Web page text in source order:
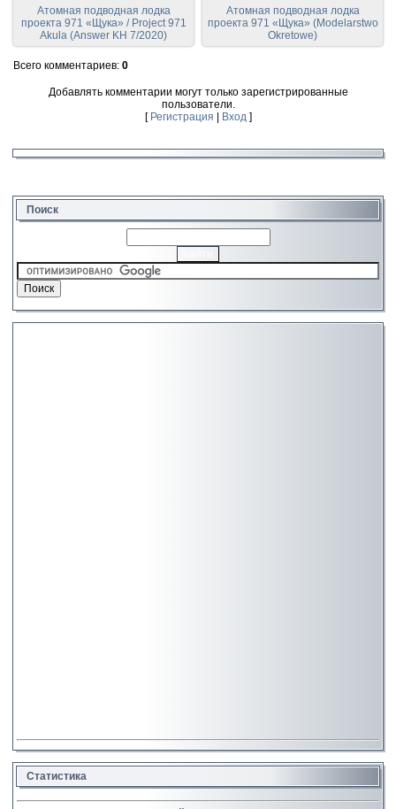
Атомная подводная лодка
проекта 971 «Щука» / Project 971
Akula (Answer KH 7/2020)
Атомная подводная лодка
проекта 971 «Щука» (Modelarstwo
Okretowe)
Всего комментариев: 0
Добавлять комментарии могут только зарегистрированные
пользователи.
[ Регистрация Вход]
Поиск
Статистика